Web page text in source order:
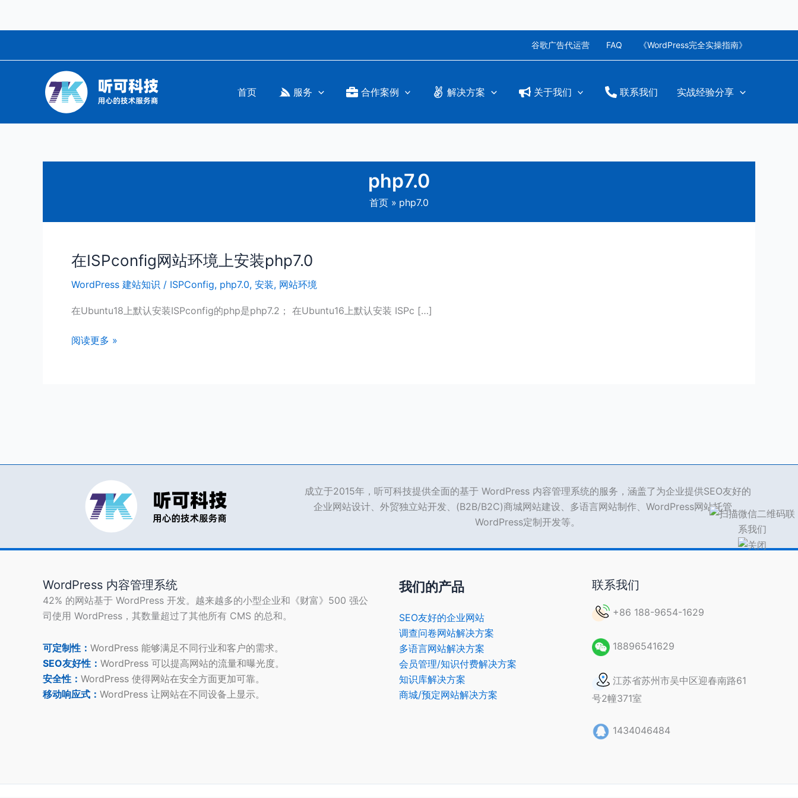
谷歌广告代运营 FAQ 《WordPress完全实操指南》
首页 服务 合作案例 解决方案 关于我们 联系我们 实战经验分享
php7.0
首页 php7.0
在ISPconfig网站环境上安装php7.0
WordPress 建站知识 / ISPConfig, php7.0, 安装, 网站环境
在Ubuntu18上默认安装ISPconfig的php是php7.2； 在Ubuntu16上默认安装 ISPc […]
在
网
站
境
阅读更多 »
成立于2015年，听可科技提供全面的基于 WordPress 内容管理系统的服务，涵盖了为企业提供SEO友好的
企业网站设计、外贸独立站开发、(B2B/B2C)商城网站建设、多语言网站制作、WordPress网站托管、
WordPress定制开发等。
WordPress 内容管理系统
42% 的网站基于 WordPress 开发。越来越多的小型企业和《财富》500 强公
司使用 WordPress，其数量超过了其他所有 CMS 的总和。
可定制性： WordPress 能够满足不同行业和客户的需求。
SEO友好性： WordPress 可以提高网站的流量和曝光度。
安全性： WordPress 使得网站在安全方面更加可靠。
移动响应式： WordPress 让网站在不同设备上显示。
我们的产品
SEO友好的企业网站
调查问卷网站解决方案
多语言网站解决方案
会员管理/知识付费解决方案
知识库解决方案
商城/预定网站解决方案
联系我们
+86 188-9654-1629
18896541629
江苏省苏州市吴中区迎春南路61
号2幢371室
1434046484